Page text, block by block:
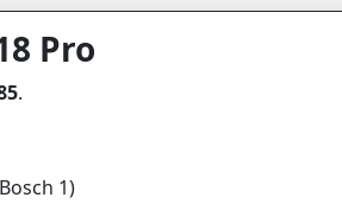
Pro
.
1)